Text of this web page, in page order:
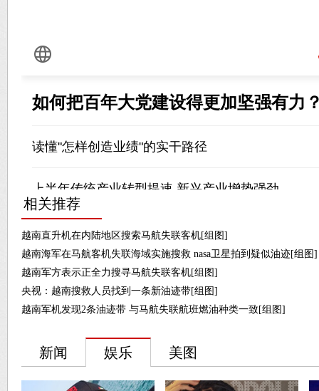
相关推荐
越南直升机在内陆地区搜索马航失联客机[组图]
越南海军在马航客机失联海域实施搜救 nasa卫星拍到疑似油迹[组图]
越南军方表示正全力搜寻马航失联客机[组图]
央视：越南搜救人员找到一条新油迹带[组图]
越南军机发现2条油迹带 与马航失联航班燃油种类一致[组图]